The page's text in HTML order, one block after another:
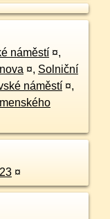
náměstí ¤,
¤, Solniční
náměstí ¤,
¤